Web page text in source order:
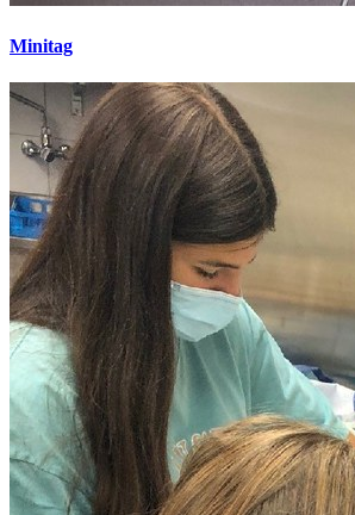
Minitag